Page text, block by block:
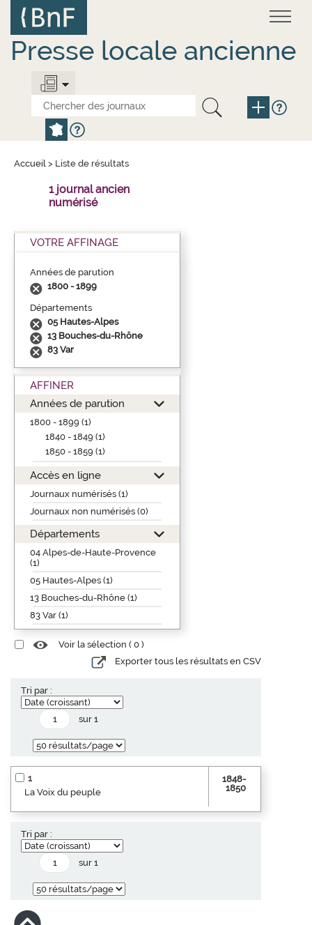
contenu
principal
Presse locale ancienne
Accueil > Liste de résultats
1 journal ancien
numérisé
VOTRE AFFINAGE
Années de parution
1800 - 1899
Départements
05 Hautes-Alpes
13 Bouches-du-Rhône
83 Var
AFFINER
Années de parution
1800 - 1899 (1)
1840 - 1849 (1)
1850 - 1859 (1)
Accès en ligne
Journaux numérisés (1)
Journaux non numérisés (0)
Départements
04 Alpes-de-Haute-Provence
(1)
05 Hautes-Alpes (1)
13 Bouches-du-Rhône (1)
83 Var (1)
Voir la sélection ( 0 )
Exporter tous les résultats en CSV
Tri par :
sur 1
1
La Voix du peuple
1848-
1850
Tri par :
sur 1
Panneau de gestion des cookies